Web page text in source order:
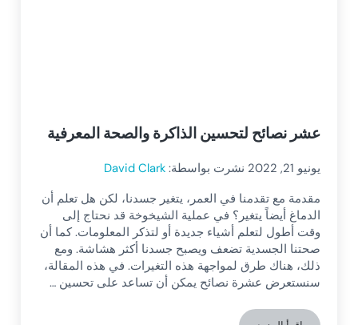
عشر نصائح لتحسين الذاكرة والصحة المعرفية
يونيو 21, 2022 نشرت بواسطة:David Clark
مقدمة مع تقدمنا في العمر، يتغير جسدنا، لكن هل تعلم أن
الدماغ أيضاً يتغير؟ في عملية الشيخوخة قد نحتاج إلى
وقت أطول لتعلم أشياء جديدة أو لتذكر المعلومات. كما أن
صحتنا الجسدية تضعف ويصبح جسدنا أكثر هشاشة. ومع
ذلك، هناك طرق لمواجهة هذه التغيرات. في هذه المقالة،
سنستعرض عشرة نصائح يمكن أن تساعد على تحسين …